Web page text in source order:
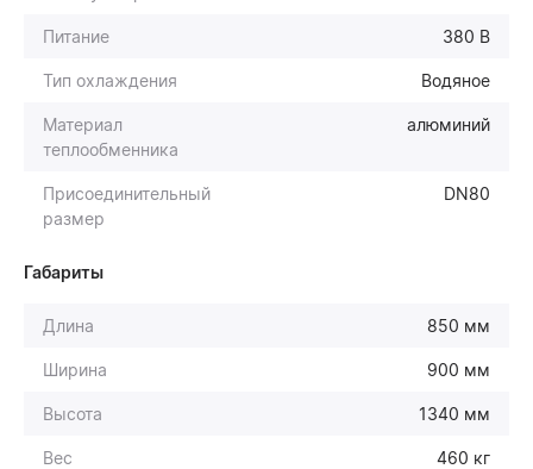
Питание 380 В
Тип охлаждения Водяное
Материал
теплообменника
алюминий
Присоединительный
размер
DN80
Габариты
Длина 850 мм
Ширина 900 мм
Высота 1340 мм
Вес 460 кг